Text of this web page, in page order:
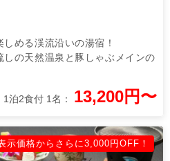
める渓流沿いの湯宿！
しの天然温泉と豚しゃぶメインの
1泊2食付 1名： 13,200円〜
示価格からさらに3,000円OFF！